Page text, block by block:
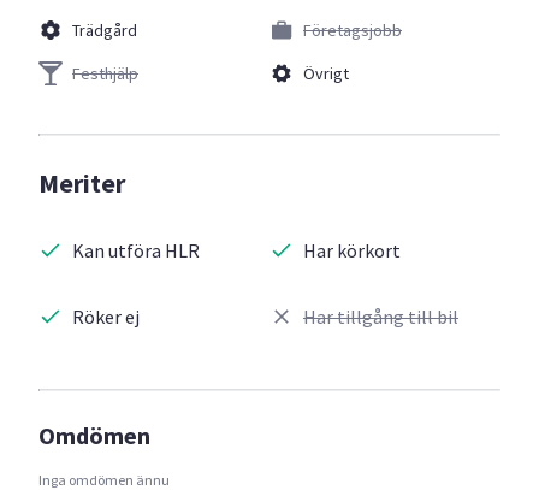
Trädgård
Festhjälp
Företagsjobb
Övrigt
Meriter
Kan utföra HLR
Röker ej
Har körkort
Har tillgång till bil
Omdömen
Inga omdömen ännu